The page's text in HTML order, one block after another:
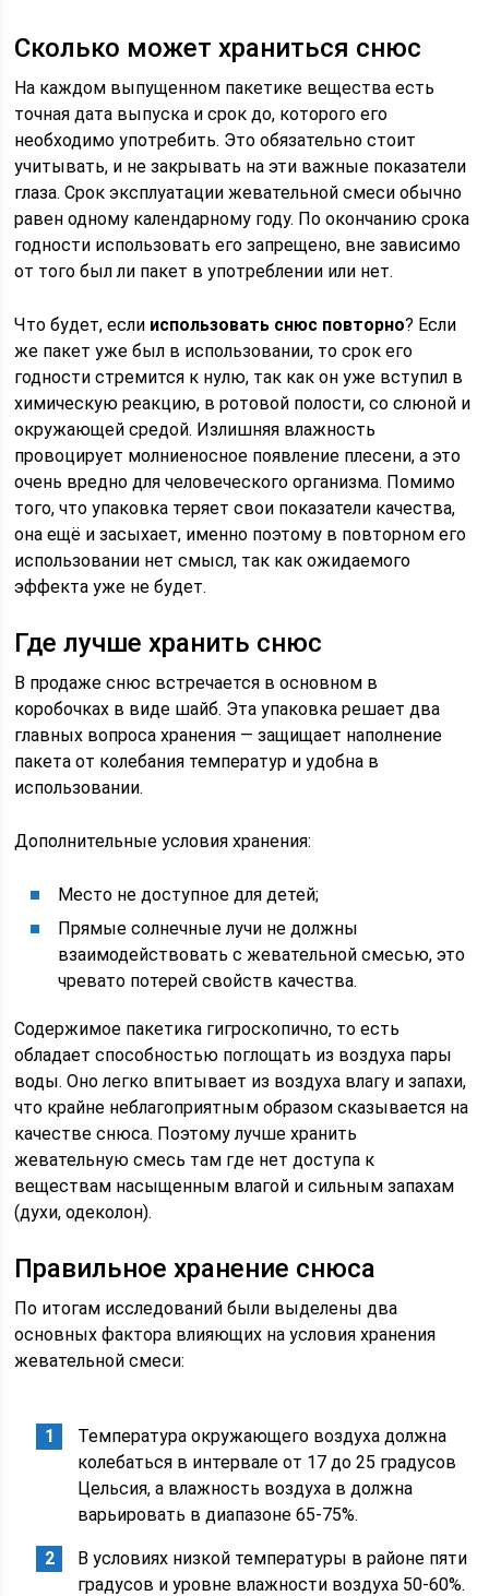
Сколько может храниться снюс
На каждом выпущенном пакетике вещества есть
точная дата выпуска и срок до, которого его
необходимо употребить. Это обязательно стоит
учитывать, и не закрывать на эти важные показатели
глаза. Срок эксплуатации жевательной смеси обычно
равен одному календарному году. По окончанию срока
годности использовать его запрещено, вне зависимо
от того был ли пакет в употреблении или нет.
Что будет, если использовать снюс повторно? Если
же пакет уже был в использовании, то срок его
годности стремится к нулю, так как он уже вступил в
химическую реакцию, в ротовой полости, со слюной и
окружающей средой. Излишняя влажность
провоцирует молниеносное появление плесени, а это
очень вредно для человеческого организма. Помимо
того, что упаковка теряет свои показатели качества,
она ещё и засыхает, именно поэтому в повторном его
использовании нет смысл, так как ожидаемого
эффекта уже не будет.
Где лучше хранить снюс
В продаже снюс встречается в основном в
коробочках в виде шайб. Эта упаковка решает два
главных вопроса хранения — защищает наполнение
пакета от колебания температур и удобна в
использовании.
Дополнительные условия хранения:
Место не доступное для детей;
Прямые солнечные лучи не должны
взаимодействовать с жевательной смесью, это
чревато потерей свойств качества.
Содержимое пакетика гигроскопично, то есть
обладает способностью поглощать из воздуха пары
воды. Оно легко впитывает из воздуха влагу и запахи,
что крайне неблагоприятным образом сказывается на
качестве снюса. Поэтому лучше хранить
жевательную смесь там где нет доступа к
веществам насыщенным влагой и сильным запахам
(духи, одеколон).
Правильное хранение снюса
По итогам исследований были выделены два
основных фактора влияющих на условия хранения
жевательной смеси:
Температура окружающего воздуха должна
колебаться в интервале от 17 до 25 градусов
Цельсия, а влажность воздуха в должна
варьировать в диапазоне 65-75%.
В условиях низкой температуры в районе пяти
градусов и уровне влажности воздуха 50-60%.